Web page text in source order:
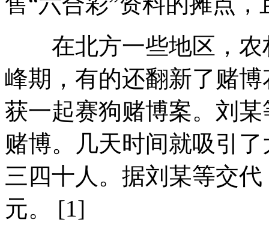
在北方一些地区，农
峰期，有的还翻新了赌
获一起赛狗赌博案。刘
赌博。几天时间就吸引
三四十人。据刘某等交
元。 [1]